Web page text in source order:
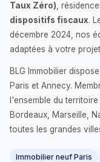
Taux Zéro) ,
dispositifs fiscaux.
décembre 2024, nos
adaptées à votre
BLG Immobilier
Paris et Annecy.
l'ensemble du
Bordeaux, Marseille,
toutes les grandes
Immobilier neuf Paris